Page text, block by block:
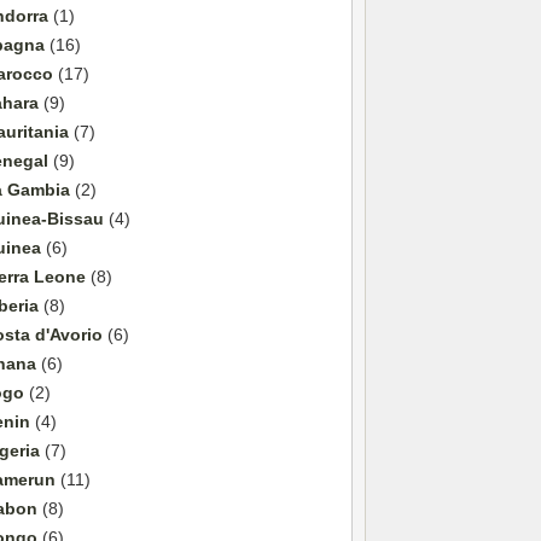
(1)
(16)
(17)
(9)
(7)
(9)
Gambia(2)
Bissau (4)
(6)
Leone(8)
(8)
d'Avorio (6)
(6)
(2)
(4)
(7)
(11)
(8)